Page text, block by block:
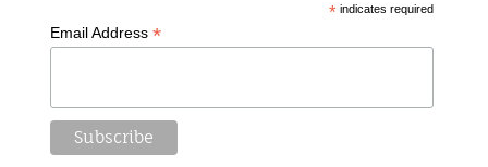
* indicates required
Email Address*